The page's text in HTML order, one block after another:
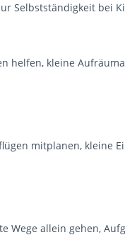
Selbstständigkeit bei
helfen, kleine
mitplanen, kleine
Wege allein gehen,